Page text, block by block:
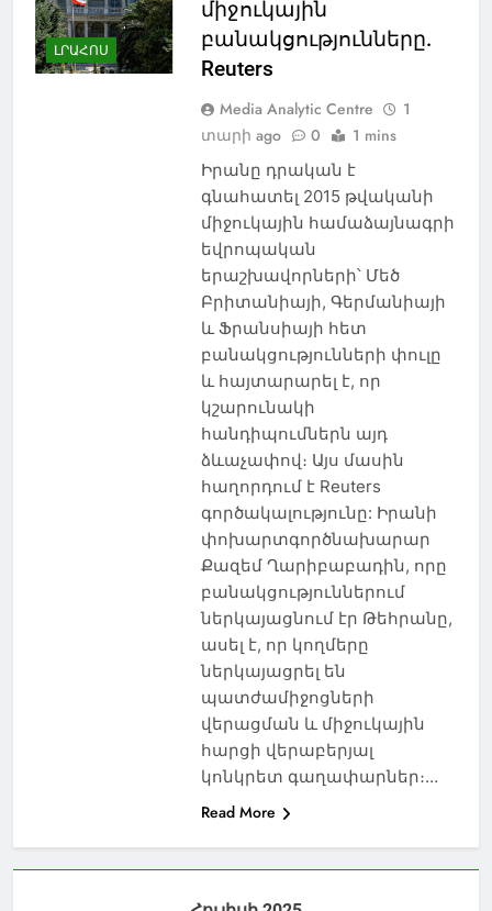
ԼՐԱՀՈՍ
միջուկային
բանակցությունները.
Reuters
Media Analytic Centre
1
տարի ago
0 1 mins
Իրանը դրական է
գնահատել 2015 թվականի
միջուկային համաձայնագրի
եվրոպական
երաշխավորների՝ Մեծ
Բրիտանիայի, Գերմանիայի
և Ֆրանսիայի հետ
բանակցությունների փուլը
և հայտարարել է, որ
կշարունակի
հանդիպումներն այդ
ձևաչափով։ Այս մասին
հաղորդում է Reuters
գործակալությունը: Իրանի
փոխարտգործնախարար
Քազեմ Ղարիբաբադին, որը
բանակցություններում
ներկայացնում էր Թեհրանը,
ասել է, որ կողմերը
ներկայացրել են
պատժամիջոցների
վերացման և միջուկային
հարցի վերաբերյալ
կոնկրետ գաղափարներ։…
Read More